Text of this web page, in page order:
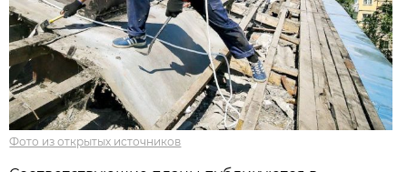
Фото из открытых источников